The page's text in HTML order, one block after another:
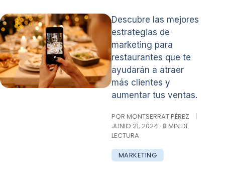
Descubre las mejores
estrategias de
marketing para
restaurantes que te
ayudarán a atraer
más clientes y
aumentar tus ventas.
POR MONTSERRAT PÉREZ
|
JUNIO 21, 2024 · 8 MIN DE
LECTURA
MARKETING